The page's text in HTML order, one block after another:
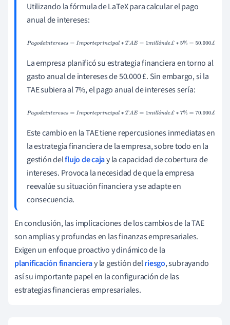
Utilizando la fórmula de LaTeX para calcular el pago
anual de intereses:
ó
Pagodeintereses=Importeprincipal∗TAE=1millónde£∗5
La empresa planificó su estrategia financiera en torno al
gasto anual de intereses de 50.000 £. Sin embargo, si la
TAE subiera al 7%, el pago anual de intereses sería:
ó
Pagodeintereses=Importeprincipal∗TAE=1millónde£∗7
Este cambio en la TAE tiene repercusiones inmediatas en
la estrategia financiera de la empresa, sobre todo en la
gestión delflujo de cajay la capacidad de cobertura de
intereses. Provoca la necesidad de que la empresa
reevalúe su situación financiera y se adapte en
consecuencia.
En conclusión, las implicaciones de los cambios de la TAE
son amplias y profundas en las finanzas empresariales.
Exigen un enfoque proactivo y dinámico de la
planificación financieray la gestión delriesgo, subrayando
así su importante papel en la configuración de las
estrategias financieras empresariales.